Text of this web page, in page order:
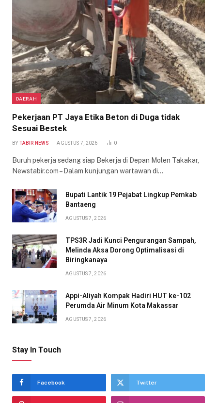
DAERAH
Pekerjaan PT Jaya Etika Beton di Duga tidak
Sesuai Bestek
BY TABIR NEWS AGUSTUS 7, 2026 0
Buruh pekerja sedang siap Bekerja di Depan Molen Takakar,
Newstabir.com – Dalam kunjungan wartawan di…
Bupati Lantik 19 Pejabat Lingkup Pemkab
Bantaeng
AGUSTUS 7, 2026
TPS3R Jadi Kunci Pengurangan Sampah,
Melinda Aksa Dorong Optimalisasi di
Biringkanaya
AGUSTUS 7, 2026
Appi-Aliyah Kompak Hadiri HUT ke-102
Perumda Air Minum Kota Makassar
AGUSTUS 7, 2026
Stay In Touch
Facebook Twitter